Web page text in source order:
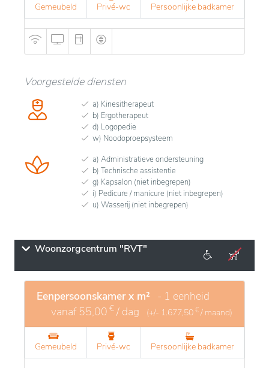
Gemeubeld Privé-wc Persoonlijke badkamer
Voorgestelde diensten
a) Kinesitherapeut
b) Ergotherapeut
d) Logopedie
w) Noodoproepsysteem
a) Administratieve ondersteuning
b) Technische assistentie
g) Kapsalon (niet inbegrepen)
i) Pedicure / manicure (niet inbegrepen)
u) Wasserij (niet inbegrepen)
Woonzorgcentrum "RVT"
Eenpersoonskamer x m² - 1 eenheid
vanaf 55,00 € / dag (+/- 1.677,50 € / maand)
Gemeubeld Privé-wc Persoonlijke badkamer